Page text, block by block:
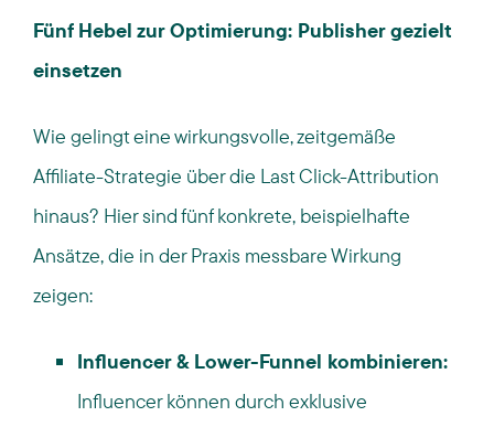
Fünf Hebel zur Optimierung: Publisher gezielt
einsetzen
Wie gelingt eine wirkungsvolle, zeitgemäße
Affiliate-Strategie über die Last Click-Attribution
hinaus? Hier sind fünf konkrete, beispielhafte
Ansätze, die in der Praxis messbare Wirkung
zeigen:
Influencer & Lower-Funnel kombinieren:
Influencer können durch exklusive